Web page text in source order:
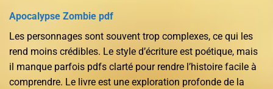
Apocalypse Zombie pdf
Les personnages sont souvent trop complexes, ce qui les
rend moins crédibles. Le style d’écriture est poétique, mais
il manque parfois pdfs clarté pour rendre l’histoire facile à
comprendre. Le livre est une exploration profonde de la